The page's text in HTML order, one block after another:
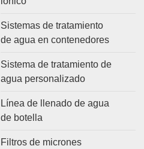
Sistemas de tratamiento
de agua en contenedores
Sistema de tratamiento de
agua personalizado
Línea de llenado de agua
de botella
Filtros de micrones